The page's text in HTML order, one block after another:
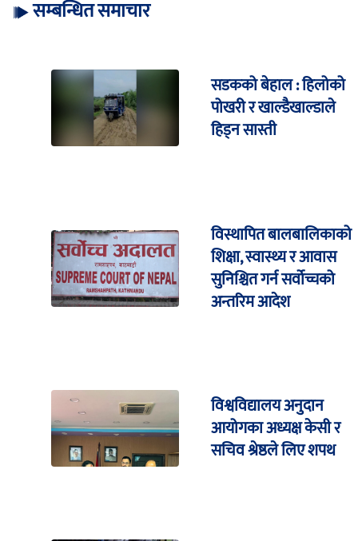
सम्बन्धित समाचार
सडकको बेहाल : हिलोको
पोखरी र खाल्डैखाल्डाले
हिड्न सास्ती
विस्थापित बालबालिकाको
शिक्षा, स्वास्थ्य र आवास
सुनिश्चित गर्न सर्वोच्चको
अन्तरिम आदेश
विश्वविद्यालय अनुदान
आयोगका अध्यक्ष केसी र
सचिव श्रेष्ठले लिए शपथ